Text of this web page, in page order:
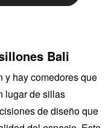
Bali
y hay comedores que
lugar de sillas
de diseño que